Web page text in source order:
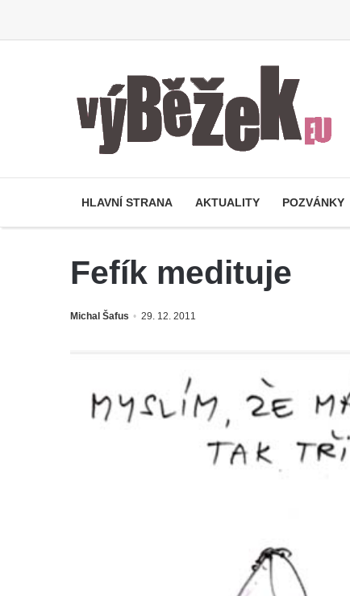
HLAVNÍ STRANA AKTUALITY POZVÁNKY
Fefík medituje
Michal Šafus 29. 12. 2011